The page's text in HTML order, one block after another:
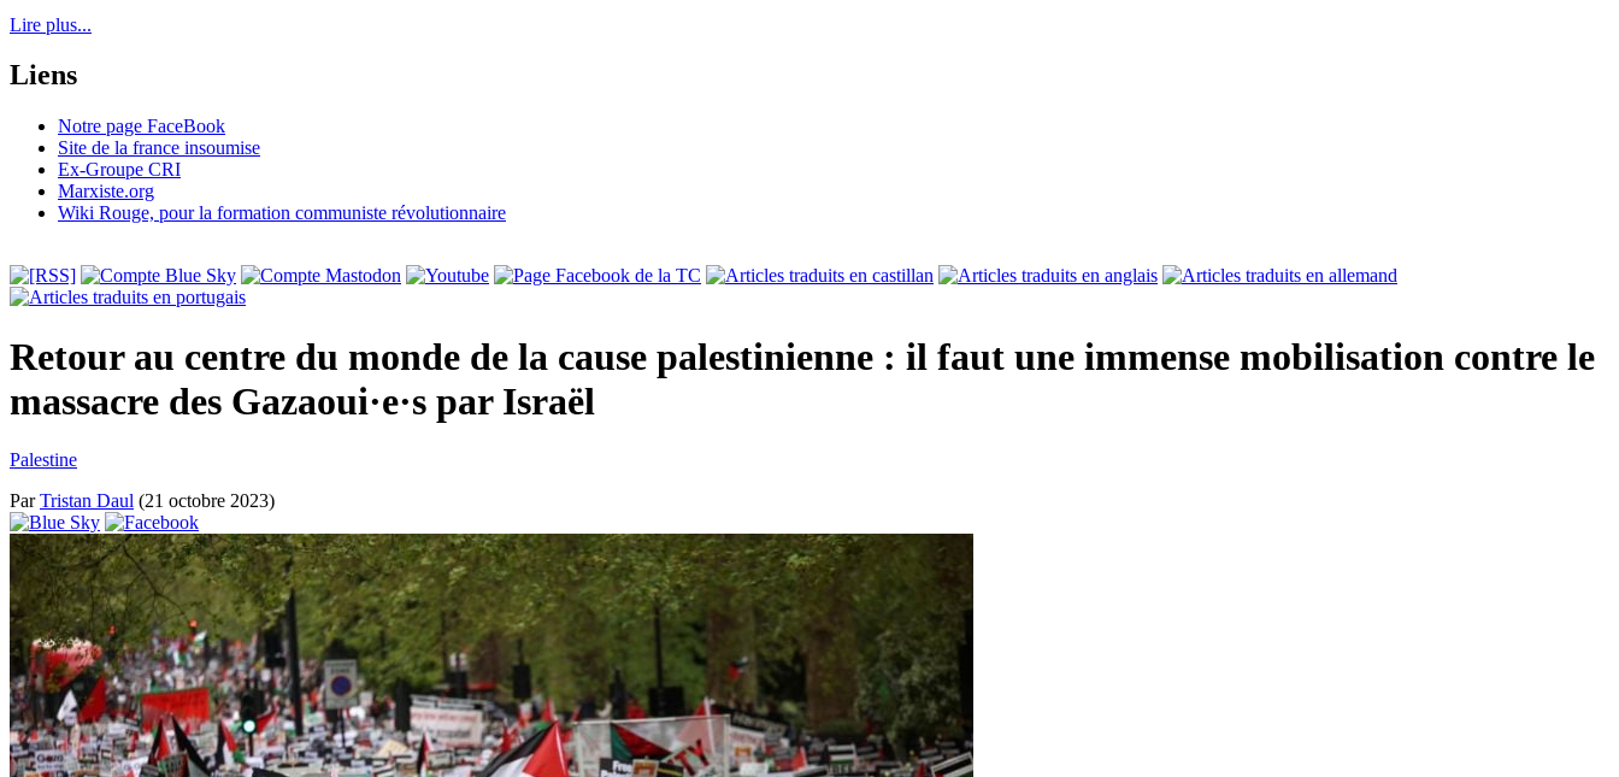
Lire plus...
Liens
Notre page FaceBook
Site de la france insoumise
Ex-Groupe CRI
Marxiste.org
Wiki Rouge, pour la formation communiste révolutionnaire
Retour au centre du monde de la cause palestinienne : il faut une immense mobilisation contre le
massacre des Gazaoui·e·s par Israël
Palestine
ParTristan Daul (21 octobre 2023)